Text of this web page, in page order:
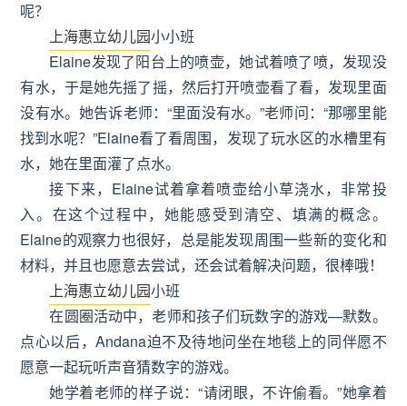
呢？
上海惠立幼儿园小小班
Elaine发现了阳台上的喷壶，她试着喷了喷，发现没
有水，于是她先摇了摇，然后打开喷壶看了看，发现里面
没有水。她告诉老师：“里面没有水。”老师问：“那哪里能
找到水呢？”Elaine看了看周围，发现了玩水区的水槽里有
水，她在里面灌了点水。
接下来，Elaine试着拿着喷壶给小草浇水，非常投
入。在这个过程中，她能感受到清空、填满的概念。
Elaine的观察力也很好，总是能发现周围一些新的变化和
材料，并且也愿意去尝试，还会试着解决问题，很棒哦！
上海惠立幼儿园小班
在圆圈活动中，老师和孩子们玩数字的游戏—默数。
点心以后，Andana迫不及待地问坐在地毯上的同伴愿不
愿意一起玩听声音猜数字的游戏。
她学着老师的样子说：“请闭眼，不许偷看。”她拿着